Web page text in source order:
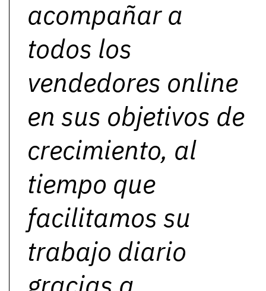
acompañar a
todos los
vendedores online
en sus objetivos de
crecimiento, al
tiempo que
facilitamos su
trabajo diario